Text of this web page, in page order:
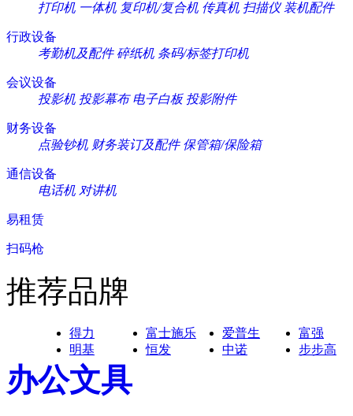
打印机 一体机 复印机/复合机 传真机 扫描仪 装机配件
行政设备
考勤机及配件 碎纸机 条码/标签打印机
会议设备
投影机 投影幕布 电子白板 投影附件
财务设备
点验钞机 财务装订及配件 保管箱/保险箱
通信设备
电话机 对讲机
易租赁
扫码枪
推荐品牌
得力 富士施乐 爱普生
富强
明基
恒发 中诺 步步高
办公文具